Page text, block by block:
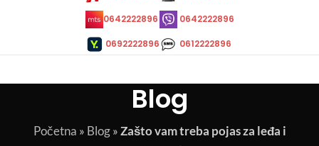
0642222896
0692222896
0642222896
0612222896
Blog
Početna » Blog»Zašto vam treba pojas za leđa i